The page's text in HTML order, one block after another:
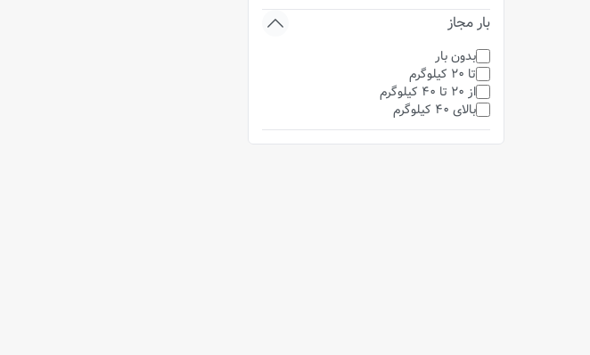
بار مجاز
بدون بار
تا 20 کیلوگرم
از 20 تا 40 کیلوگرم
بالای 40 کیلوگرم